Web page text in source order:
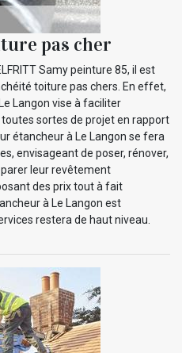
pas cher
Samy peinture 85, il est
toiture pas chers. En effet,
Langon vise à faciliter
sortes de projet en rapport
étancheur à Le Langon se fera
envisageant de poser, rénover,
leur revêtement
des prix tout à fait
à Le Langon est
restera de haut niveau.